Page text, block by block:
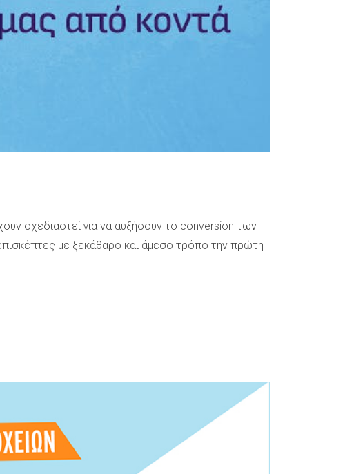
σχεδιαστεί για να αυξήσουν το conversion των
με ξεκάθαρο και άμεσο τρόπο την πρώτη